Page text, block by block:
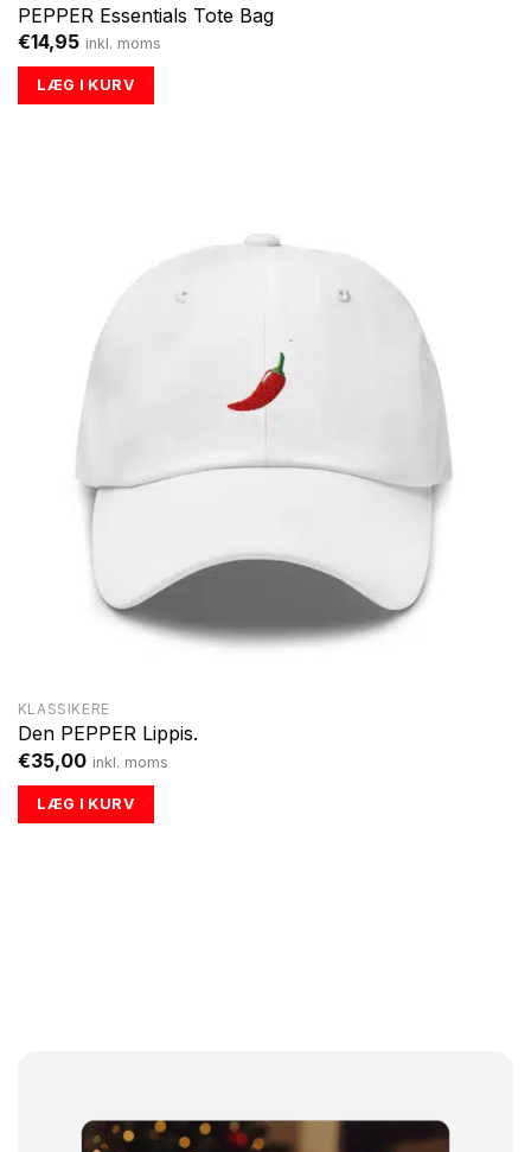
PEPPER Essentials Tote Bag
€14,95 inkl. moms
LÆG I KURV
KLASSIKERE
Den PEPPER Lippis.
€35,00 inkl. moms
LÆG I KURV